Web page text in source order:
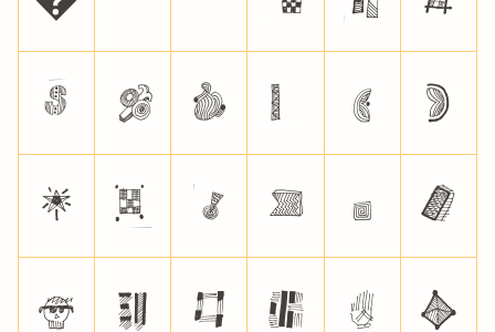
$ % & ' ( )
* + , - . /
0 1 2 3 4 5